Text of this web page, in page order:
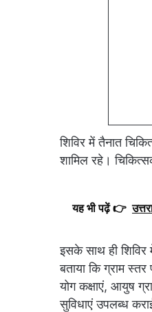
शिविर में तैनात
शामिल रहे।
यह भी पढ़ें 👉
इसके साथ ही शिविर
बताया कि ग्राम
योग कक्षाएं, आयुष
सुविधाएं उपलब्ध